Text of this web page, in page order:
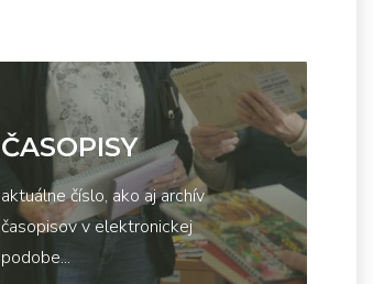
ČASOPISY
aktuálne číslo, ako aj archív
časopisov v elektronickej
podobe...